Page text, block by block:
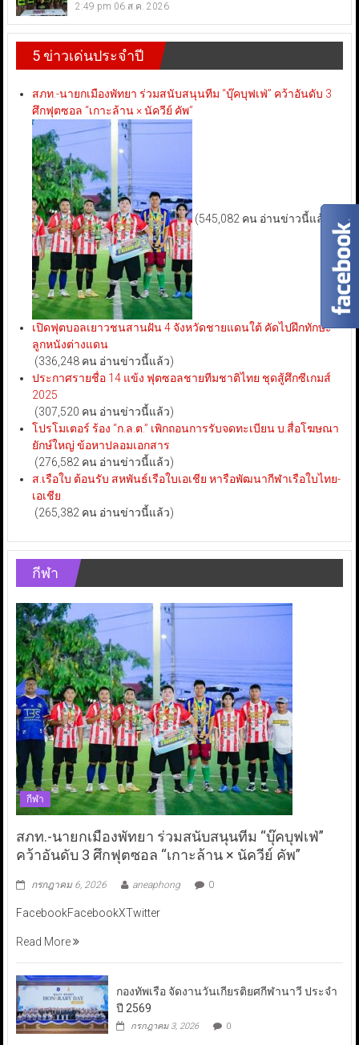
2:49 pm 06 ส.ค. 2026
5 ข่าวเด่นประจำปี
สภท.-นายกเมืองพัทยา ร่วมสนับสนุนทีม “บุ๊คบุฟเฟ่” คว้าอันดับ 3
ศึกฟุตซอล “เกาะล้าน × นัควีย์ คัพ”
(545,082 คน อ่านข่าวนี้แล้ว)
เปิดฟุตบอลเยาวชนสานฝัน 4 จังหวัดชายแดนใต้ คัดไปฝึกทักษะ
ลูกหนังต่างแดน
(336,248 คน อ่านข่าวนี้แล้ว)
ประกาศรายชื่อ 14 แข้ง ฟุตซอลชายทีมชาติไทย ชุดสู้ศึกซีเกมส์
2025
(307,520 คน อ่านข่าวนี้แล้ว)
โปรโมเตอร์ ร้อง “ก.ล.ต.” เพิกถอนการรับจดทะเบียน บ.สื่อโฆษณา
ยักษ์ใหญ่ ข้อหาปลอมเอกสาร
(276,582 คน อ่านข่าวนี้แล้ว)
ส.เรือใบ ต้อนรับ สหพันธ์เรือใบเอเชีย หารือพัฒนากีฬาเรือใบไทย-
เอเชีย
(265,382 คน อ่านข่าวนี้แล้ว)
กีฬา
กีฬา
สภท.-นายกเมืองพัทยา ร่วมสนับสนุนทีม “บุ๊คบุฟเฟ่”
คว้าอันดับ 3 ศึกฟุตซอล “เกาะล้าน × นัควีย์ คัพ”
กรกฎาคม 6, 2026 aneaphong 0
FacebookFacebookXTwitter
Read More
กองทัพเรือ จัดงานวันเกียรติยศกีฬานาวี ประจำ
ปี 2569
กรกฎาคม 3, 2026 0